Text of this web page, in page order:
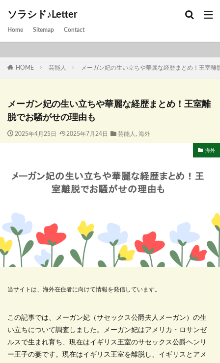
ソラシド♪Letter
Home Sitemap Contact
HOME 芸能人 メーガン妃の生い立ちや華麗な経歴まとめ！王室離
メーガン妃の生い立ちや華麗な経歴まとめ！王室離
脱でお騒がせの理由も
2025年4月25日 2025年7月24日 芸能人 , 海外
海外
当サイトは、海外在住者に向けて情報を発信しています。
この記事では、メーガン妃（サセックス公爵夫人メーガン）の生
い立ちについて調査しました。メーガン妃はアメリカ・ロサンゼ
ルスで生まれ育ち、現在はイギリス王室のサセックス公爵ヘンリ
ー王子の妻です。現在はイギリス王室を離脱し、イギリスとアメ